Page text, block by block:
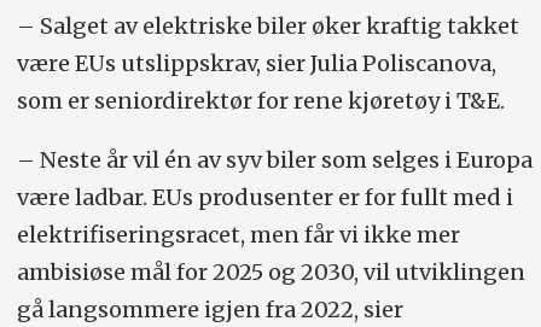
– Salget av elektriske biler øker kraftig takket
være EUs utslippskrav, sier Julia Poliscanova,
som er seniordirektør for rene kjøretøy i T&E.
– Neste år vil én av syv biler som selges i Europa
være ladbar. EUs produsenter er for fullt med i
elektrifiseringsracet, men får vi ikke mer
ambisiøse mål for 2025 og 2030, vil utviklingen
gå langsommere igjen fra 2022, sier